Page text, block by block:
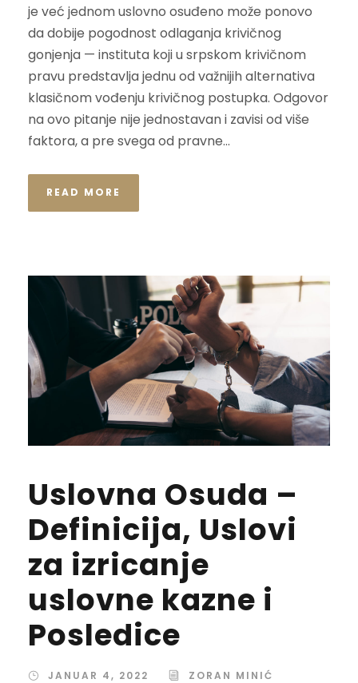
je već jednom uslovno osuđeno može ponovo
da dobije pogodnost odlaganja krivičnog
gonjenja — instituta koji u srpskom krivičnom
pravu predstavlja jednu od važnijih alternativa
klasičnom vođenju krivičnog postupka. Odgovor
na ovo pitanje nije jednostavan i zavisi od više
faktora, a pre svega od pravne...
READ MORE
Uslovna Osuda –
Definicija, Uslovi
za izricanje
uslovne kazne i
Posledice
JANUAR 4, 2022
ZORAN MINIĆ